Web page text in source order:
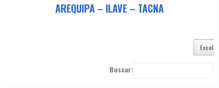
AREQUIPA – ILAVE – TACNA
Excel
Buscar: